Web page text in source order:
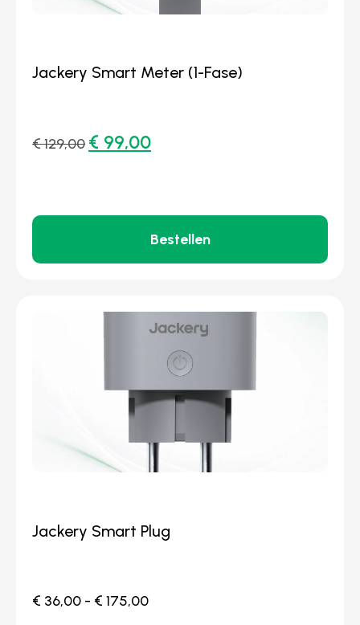
Jackery Smart Meter (1-Fase)
€129,00 € 99,00
Bestellen
Jackery Smart Plug
€ 36,00 - € 175,00